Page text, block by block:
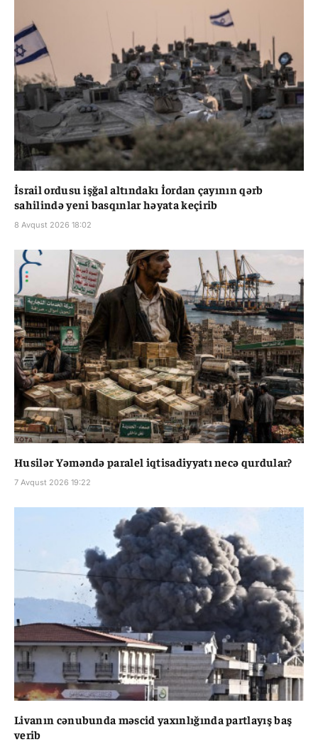
İsrail ordusu işğal altındakı İordan çayının qərb
sahilində yeni basqınlar həyata keçirib
8 Avqust 2026 18:02
Husilər Yəməndə paralel iqtisadiyyatı necə qurdular?
7 Avqust 2026 19:22
Livanın cənubunda məscid yaxınlığında partlayış baş
verib